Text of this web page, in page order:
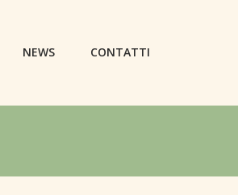
NEWS CONTATTI